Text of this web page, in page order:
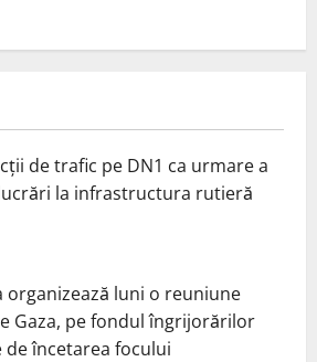
de trafic pe DN1 ca urmare a
la infrastructura rutieră
organizează luni o reuniune
Gaza, pe fondul îngrijorărilor
de încetarea focului